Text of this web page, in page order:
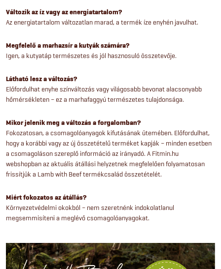
Változik az íz vagy az energiatartalom?
Az energiatartalom változatlan marad, a termék íze enyhén javulhat.
Megfelelő a marhazsír a kutyák számára?
Igen, a kutyatáp természetes és jól hasznosuló összetevője.
Látható lesz a változás?
Előfordulhat enyhe színváltozás vagy világosabb bevonat alacsonyabb
hőmérsékleten – ez a marhafaggyú természetes tulajdonsága.
Mikor jelenik meg a változás a forgalomban?
Fokozatosan, a csomagolóanyagok kifutásának ütemében. Előfordulhat,
hogy a korábbi vagy az új összetételű terméket kapják – minden esetben
a csomagoláson szereplő információ az irányadó. A Fitmin.hu
webshopban az aktuális átállási helyzetnek megfelelően folyamatosan
frissítjük a Lamb with Beef termékcsalád összetételét.
Miért fokozatos az átállás?
Környezetvédelmi okokból – nem szeretnénk indokolatlanul
megsemmisíteni a meglévő csomagolóanyagokat.